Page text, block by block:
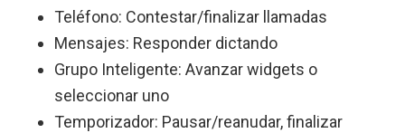
Teléfono: Contestar/finalizar llamadas
Mensajes: Responder dictando
Grupo Inteligente: Avanzar widgets o
seleccionar uno
Temporizador: Pausar/reanudar, finalizar